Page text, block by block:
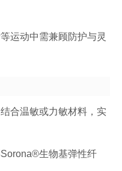
运动中需兼顾防护与灵
合温敏或力敏材料，实
Sorona®生物基弹性纤